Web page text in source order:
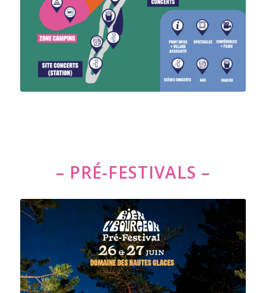
– PRÉ-FESTIVALS –